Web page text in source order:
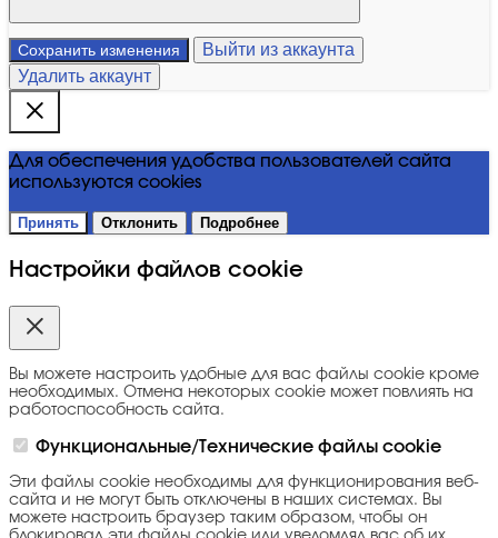
Сохранить изменения
Выйти из аккаунта
Удалить аккаунт
Для обеспечения удобства пользователей сайта
используются cookies
Принять Отклонить Подробнее
Настройки файлов cookie
Вы можете настроить удобные для вас файлы cookie кроме
необходимых. Отмена некоторых cookie может повлиять на
работоспособность сайта.
Функциональные/Технические файлы cookie
Эти файлы cookie необходимы для функционирования веб-
сайта и не могут быть отключены в наших системах. Вы
можете настроить браузер таким образом, чтобы он